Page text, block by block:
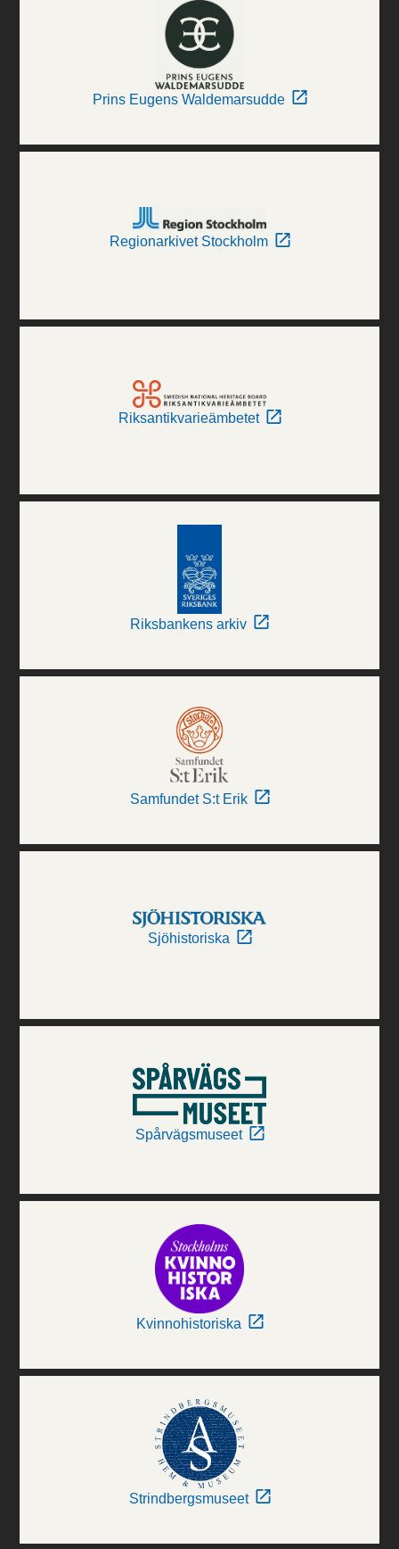
Prins Eugens Waldemarsudde
Regionarkivet Stockholm
Riksantikvarieämbetet
Riksbankens arkiv
Samfundet S:t Erik
Sjöhistoriska
Spårvägsmuseet
Kvinnohistoriska
Strindbergsmuseet